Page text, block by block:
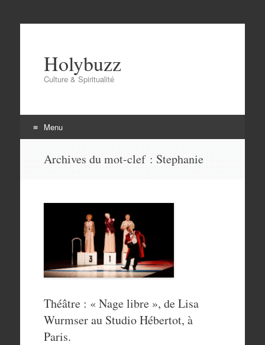
Holybuzz
Culture & Spiritualité
Menu
Archives du mot-clef : Stephanie
Théâtre : « Nage libre », de Lisa
Wurmser au Studio Hébertot, à
Paris.